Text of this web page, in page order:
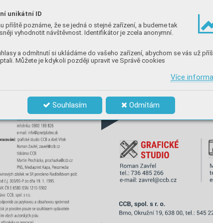
unikátní ID
příště poznáme, že se jedná o stejné zařízení, a budeme tak
vyhodnotit návštěvnost. Identifikátor je zcela anonymní.
a odmítnutí si ukládáme do vašeho zařízení, abychom se vás už
Můžete je kdykoli později upravit ve Správě cookies
Více
Souhlasím Odmítám